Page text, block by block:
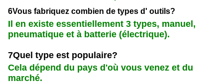
6Vous fabriquez combien de types d' outils?
Il en existe essentiellement 3 types, manuel,
pneumatique et à batterie (électrique).
7Quel type est populaire?
Cela dépend du pays d'où vous venez et du
marché.